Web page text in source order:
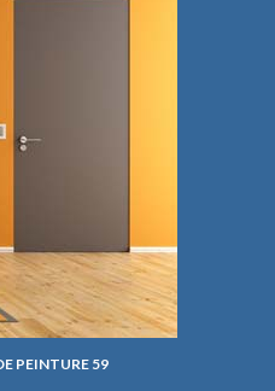
PEINTURE 59